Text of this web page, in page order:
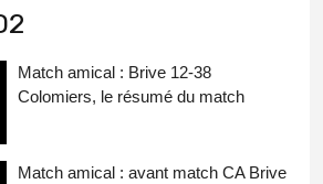
Match amical : Brive 12-38
Colomiers, le résumé du match
Match amical : avant match CA Brive